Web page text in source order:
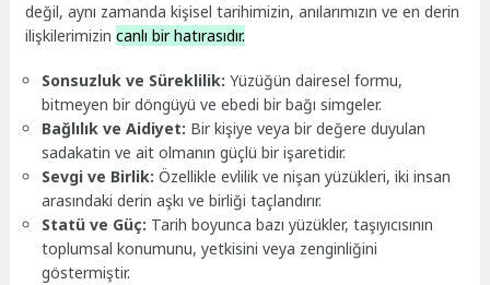
değil, aynı zamanda kişisel tarihimizin, anılarımızın ve en derin
ilişkilerimizincanlı bir hatırasıdır.
Sonsuzluk ve Süreklilik: Yüzüğün dairesel formu,
bitmeyen bir döngüyü ve ebedi bir bağı simgeler.
Bağlılık ve Aidiyet: Bir kişiye veya bir değere duyulan
sadakatin ve ait olmanın güçlü bir işaretidir.
Sevgi ve Birlik: Özellikle evlilik ve nişan yüzükleri, iki insan
arasındaki derin aşkı ve birliği taçlandırır.
Statü ve Güç: Tarih boyunca bazı yüzükler, taşıyıcısının
toplumsal konumunu, yetkisini veya zenginliğini
göstermiştir.